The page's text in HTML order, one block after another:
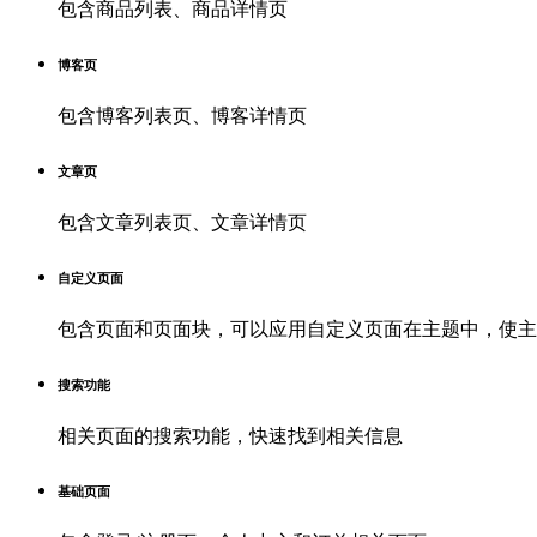
包含商品列表、商品详情页
博客页
包含博客列表页、博客详情页
文章页
包含文章列表页、文章详情页
自定义页面
包含页面和页面块，可以应用自定义页面在主题中，使
搜索功能
相关页面的搜索功能，快速找到相关信息
基础页面